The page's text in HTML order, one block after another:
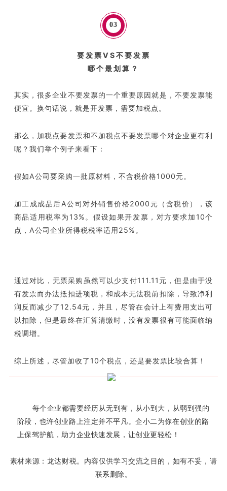
03
要发票VS不要发票
哪个最划算？
其实，很多企业不要发票的一个重要原因就是，不要发票能
便宜。换句话说，就是开发票，需要加税点。
那么，加税点要发票和不加税点不要发票哪个对企业更有利
呢？我们举个例子来看下：
假如A公司要采购一批原材料，不含税价格1000元。
加工成成品后A公司对外销售价格2000元（含税价），该
商品适用税率为13%。假设如果开发票，对方要求加10个
点，A公司企业所得税税率适用25%。
通过对比，无票采购虽然可以少支付111.11元，但是由于没
有发票而办法抵扣进项税，和成本无法税前扣除，导致净利
润反而减少了12.54元，并且，尽管在会计上有费用支出可
以扣除，但是最终在汇算清缴时，没有发票很有可能面临纳
税调增。
综上所述，尽管加收了10个税点，还是要发票比较合算！
每个企业都需要经历从无到有，从小到大，从弱到强的
阶段，也许创业路上注定并不平凡。企小二为你在创业的路
上保驾护航，助力企业快速发展，让创业更轻松！
素材来源：龙达财税。内容仅供学习交流之目的，如有不妥，请
联系删除。